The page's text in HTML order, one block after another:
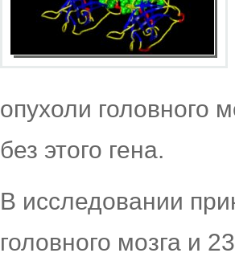
опухоли головного
без этого гена.
В исследовании
головного мозга и